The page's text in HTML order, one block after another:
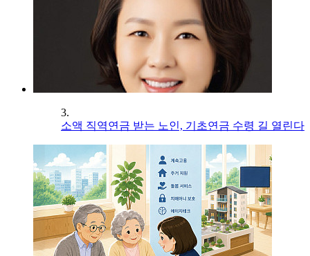
3.
소액 직역연금 받는 노인, 기초연금 수령 길 열린다